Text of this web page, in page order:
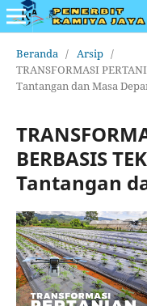
Beranda / Arsip /
TRANSFORMASI
Tantangan dan Masa
BERBASIS
Tantangan